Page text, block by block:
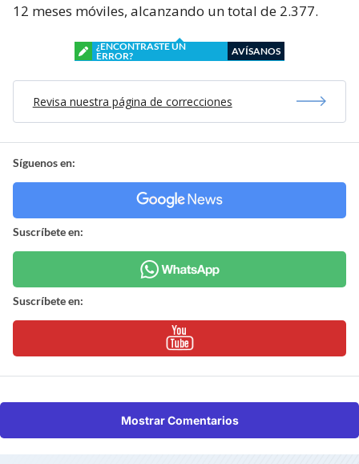
12 meses móviles, alcanzando un total de 2.377.
¿ENCONTRASTE UN
ERROR?
AVÍSANOS
Revisa nuestra página de correcciones
Síguenos en:
Suscríbete en:
Suscríbete en:
Mostrar Comentarios